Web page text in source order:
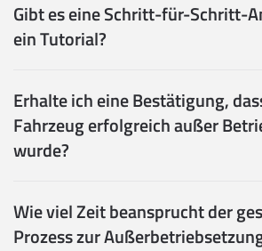
Gibt es eine Schritt-für-Schritt-
ein Tutorial?
Erhalte ich eine Bestätigung,
Fahrzeug erfolgreich außer
wurde?
Wie viel Zeit beansprucht der
Prozess zur